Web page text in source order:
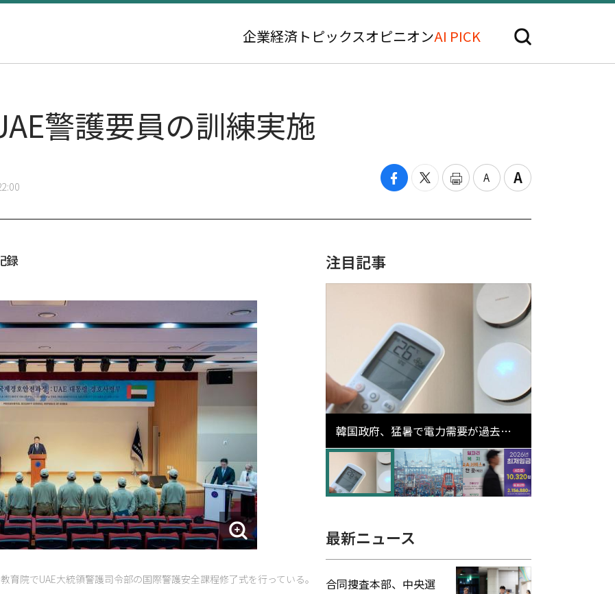
企業経済 トピックスオピニオンAI PICK
警護要員の訓練実施
録
育院でUAE大統領警護司令部の国際警護安全課程修了式を行っている。
注目記事
韓国政府、猛暑で電力需要が過去最
高更新の可能性に需給対応体制を点
検
最新ニュース
合同捜査本部、中央選